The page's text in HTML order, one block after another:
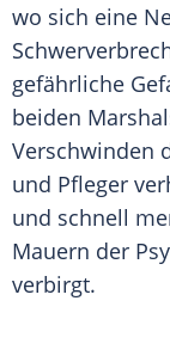
wo sich eine
gefährliche
beiden
Verschwinden
und Pfleger
und schnell
Mauern der
verbirgt.